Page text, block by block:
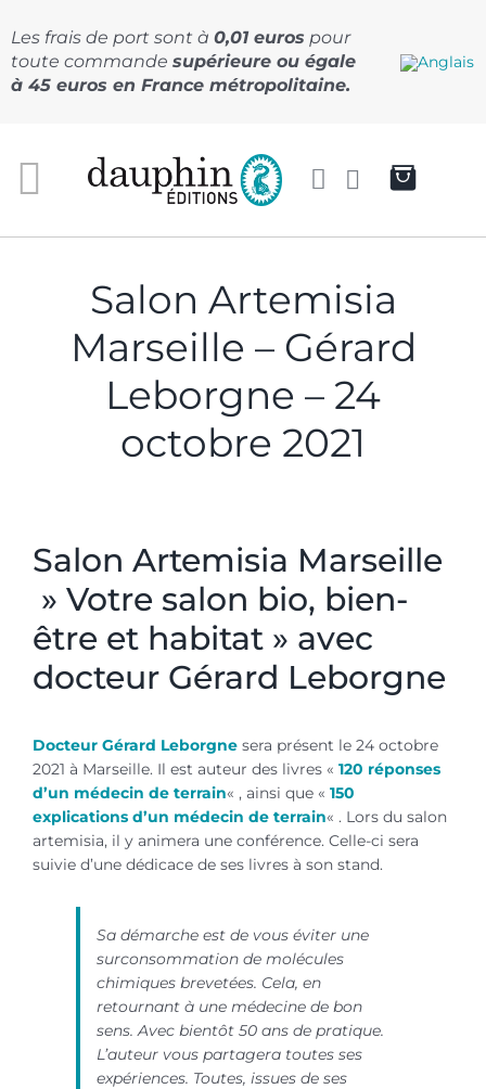
au
contenu
Les frais de port sont à 0,01 euros pour
toute commande supérieure ou égale
à 45 euros en France métropolitaine.
Salon Artemisia
Marseille – Gérard
Leborgne – 24
octobre 2021
Salon Artemisia Marseille
» Votre salon bio, bien-
être et habitat » avec
docteur Gérard Leborgne
Docteur Gérard Leborgnesera présent le 24 octobre
2021 à Marseille. Il est auteur des livres « 120 réponses
d’un médecin de terrain« , ainsi que « 150
explications d’un médecin de terrain« . Lors du salon
artemisia, il y animera une conférence. Celle-ci sera
suivie d’une dédicace de ses livres à son stand.
Sa démarche est de vous éviter une
surconsommation de molécules
chimiques brevetées. Cela, en
retournant à une médecine de bon
sens. Avec bientôt 50 ans de pratique.
L’auteur vous partagera toutes ses
expériences. Toutes, issues de ses